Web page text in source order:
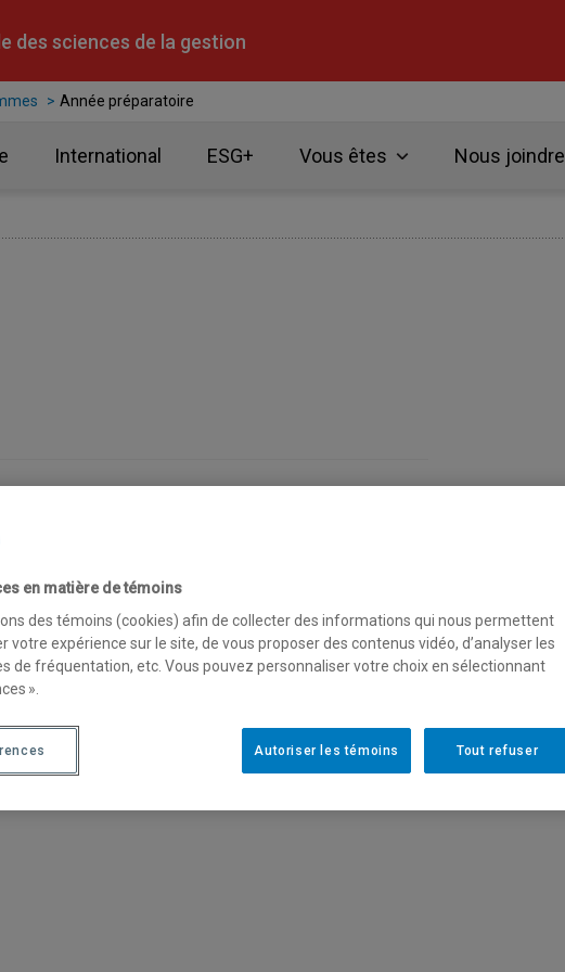
des sciences de la gestion
Année préparatoire
International ESG+ Vous êtes Nous joindre
en matière de témoins
des témoins (cookies) afin de collecter des informations qui nous permettent
votre expérience sur le site, de vous proposer des contenus vidéo, d’analyser les
de fréquentation, etc. Vous pouvez personnaliser votre choix en sélectionnant
».
Tout refuser
Autoriser les témoins